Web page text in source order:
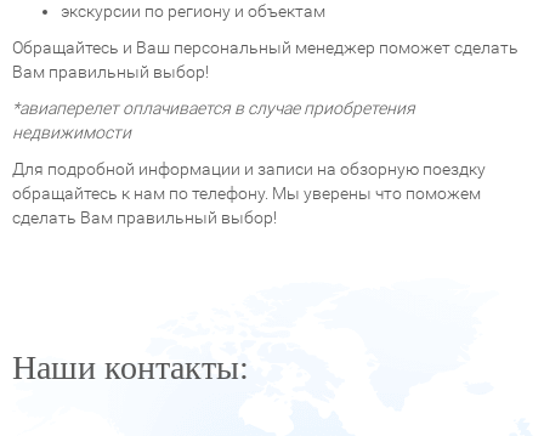
экскурсии по региону и объектам
Обращайтесь и Ваш персональный менеджер поможет сделать
Вам правильный выбор!
*авиаперелет оплачивается в случае приобретения
недвижимости
Для подробной информации и записи на обзорную поездку
обращайтесь к нам по телефону. Мы уверены что поможем
сделать Вам правильный выбор!
Наши контакты: